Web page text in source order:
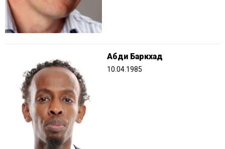
Абди Баркхад
10.04.1985